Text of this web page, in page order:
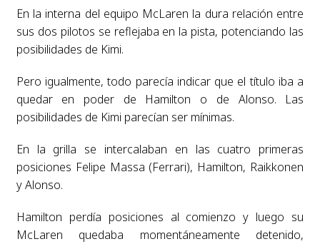
En la interna del equipo McLaren la dura relación entre
sus dos pilotos se reflejaba en la pista, potenciando las
posibilidades de Kimi.
Pero igualmente, todo parecía indicar que el título iba a
quedar en poder de Hamilton o de Alonso. Las
posibilidades de Kimi parecían ser mínimas.
En la grilla se intercalaban en las cuatro primeras
posiciones Felipe Massa (Ferrari), Hamilton, Raikkonen
y Alonso.
Hamilton perdía posiciones al comienzo y luego su
McLaren quedaba momentáneamente detenido,